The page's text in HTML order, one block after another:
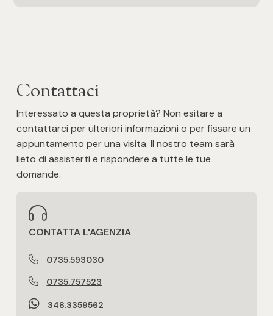
Contattaci
Interessato a questa proprietà? Non esitare a
contattarci per ulteriori informazioni o per fissare un
appuntamento per una visita. Il nostro team sarà
lieto di assisterti e rispondere a tutte le tue
domande.
CONTATTA L'AGENZIA
0735.593030
0735.757523
348.3359562
Ascensore
Arredato
Nuova costruzione